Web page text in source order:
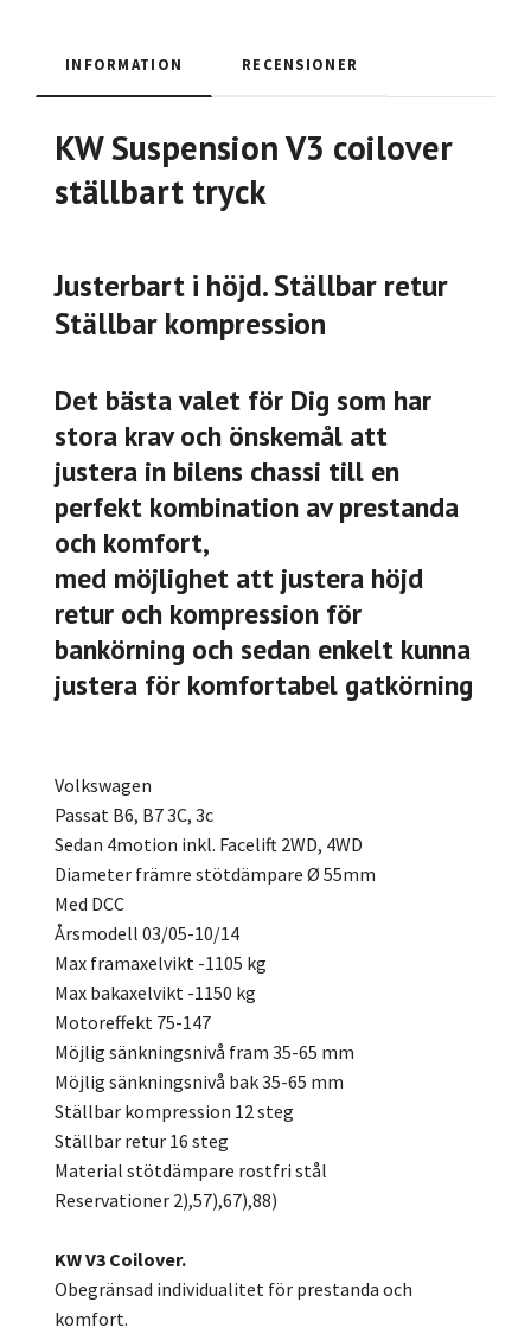
INFORMATION RECENSIONER
KW Suspension V3 coilover
ställbart tryck
Justerbart i höjd. Ställbar retur
Ställbar kompression
Det bästa valet för Dig som har
stora krav och önskemål att
justera in bilens chassi till en
perfekt kombination av prestanda
och komfort,
med möjlighet att justera höjd
retur och kompression för
bankörning och sedan enkelt kunna
justera för komfortabel gatkörning
Volkswagen
Passat B6, B7 3C, 3c
Sedan 4motion inkl. Facelift 2WD, 4WD
Diameter främre stötdämpare Ø 55mm
Med DCC
Årsmodell 03/05-10/14
Max framaxelvikt -1105 kg
Max bakaxelvikt -1150 kg
Motoreffekt 75-147
Möjlig sänkningsnivå fram 35-65 mm
Möjlig sänkningsnivå bak 35-65 mm
Ställbar kompression 12 steg
Ställbar retur 16 steg
Material stötdämpare rostfri stål
Reservationer 2),57),67),88)
KW V3 Coilover.
Obegränsad individualitet för prestanda och
komfort.